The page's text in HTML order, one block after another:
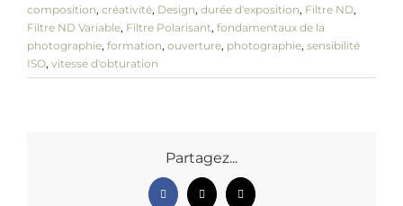
composition, créativité, Design, durée d'exposition, Filtre ND,
Filtre ND Variable, Filtre Polarisant, fondamentaux de la
photographie, formation, ouverture, photographie, sensibilité
ISO, vitesse d'obturation
Partagez...
FacebookX Email